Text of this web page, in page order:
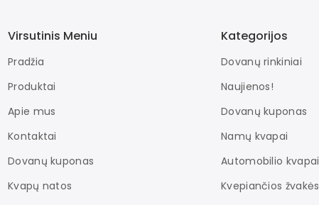
Virsutinis Meniu
Pradžia
Produktai
Apie mus
Kontaktai
Dovanų kuponas
Kvapų natos
Kategorijos
Dovanų rinkiniai
Naujienos!
Dovanų kuponas
Namų kvapai
Automobilio kvapai
Kvepiančios žvakės